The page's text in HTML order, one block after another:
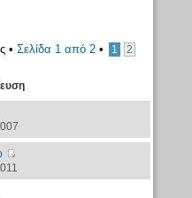
• Σελίδα 1από 2• 1 2